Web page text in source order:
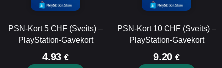
PSN-Kort 5 CHF (Sveits) –
PlayStation-Gavekort
4.93 €
PSN-Kort 10 CHF (Sveits) –
PlayStation-Gavekort
9.20 €